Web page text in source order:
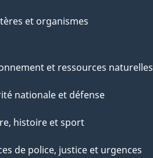
et organismes
et ressources naturelles
nationale et défense
histoire et sport
de police, justice et urgences